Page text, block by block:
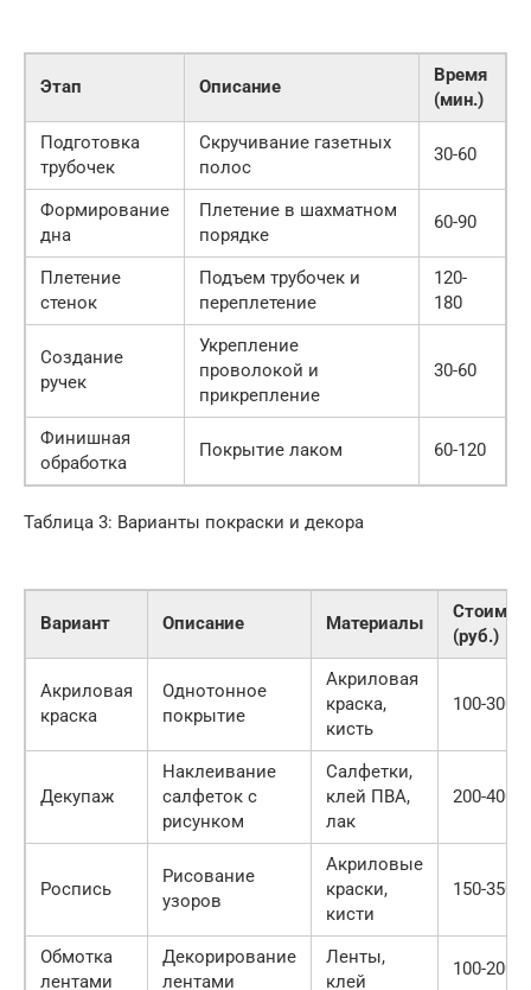
Этап Описание
Время
(мин.)
Подготовка
трубочек
Скручивание газетных
полос
30-60
Формирование
дна
Плетение в шахматном
порядке
60-90
Плетение
стенок
Подъем трубочек и
переплетение
120-
180
Создание
ручек
Укрепление
проволокой и
прикрепление
30-60
Финишная
обработка
Покрытие лаком 60-120
Таблица 3: Варианты покраски и декора
Вариант Описание Материалы
(руб.)
Акриловая
краска
Однотонное
покрытие
Акриловая
краска,
кисть
100-300
Декупаж
Наклеивание
салфеток с
рисунком
Салфетки,
клей ПВА,
лак
200-400
Роспись
Рисование
узоров
Акриловые
краски,
кисти
150-350
Обмотка
лентами
Декорирование
лентами
Ленты,
клей
100-200